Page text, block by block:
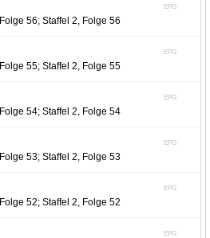
EPG
Folge 56; Staffel 2, Folge 56
EPG
Folge 55; Staffel 2, Folge 55
EPG
Folge 54; Staffel 2, Folge 54
EPG
Folge 53; Staffel 2, Folge 53
EPG
Folge 52; Staffel 2, Folge 52
EPG